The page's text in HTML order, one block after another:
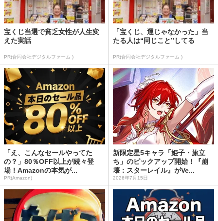
宝くじ当選で貧乏女性が人生変
えた実話
PR(合同会社デジタルファーム )
「宝くじ、運じゃなかった」当
たる人は“同じこと”してる
PR(合同会社デジタルファーム )
「え、こんなセールやってた
の？」80％OFF以上が続々登
場！Amazonの本気が...
PR(Amazon)
新限定星5キャラ「姫子・旅立
ち」のピックアップ開始！『崩
壊：スターレイル』がVe...
2026年7月15日